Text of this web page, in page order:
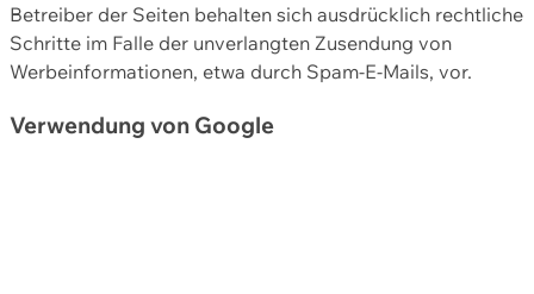
Betreiber der Seiten behalten sich ausdrücklich rechtliche
Schritte im Falle der unverlangten Zusendung von
Werbeinformationen, etwa durch Spam-E-Mails, vor.
Verwendung von Google